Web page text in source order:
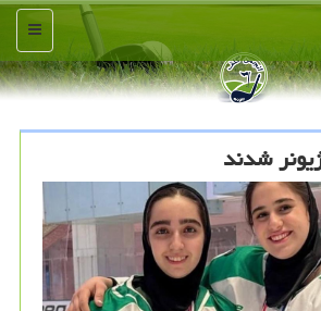
منو